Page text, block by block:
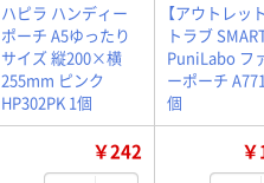
ハピラ ハンディー
ポーチ A5ゆったり
サイズ 縦200×横
255mm ピンク
HP302PK 1個
【アウトレッ
トラブ
PuniLabo フ
ーポーチ
個
￥242